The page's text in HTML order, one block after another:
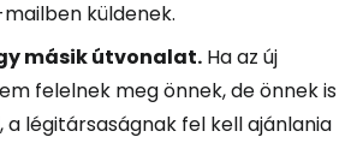
küldenek.
másik útvonalat. Ha az új
felelnek meg önnek, de önnek is
a légitársaságnak fel kell ajánlania